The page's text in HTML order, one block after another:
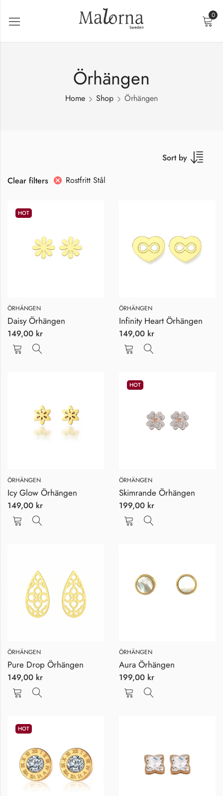
0
Örhängen
Home Shop Örhängen
Sort by
Clear filters
Rostfritt Stål
HOT
ÖRHÄNGEN
Daisy Örhängen
149,00 kr
ÖRHÄNGEN
Infinity Heart Örhängen
149,00 kr
ÖRHÄNGEN
Icy Glow Örhängen
149,00 kr
HOT
ÖRHÄNGEN
Skimrande Örhängen
199,00 kr
ÖRHÄNGEN
Pure Drop Örhängen
149,00 kr
ÖRHÄNGEN
Aura Örhängen
199,00 kr
HOT